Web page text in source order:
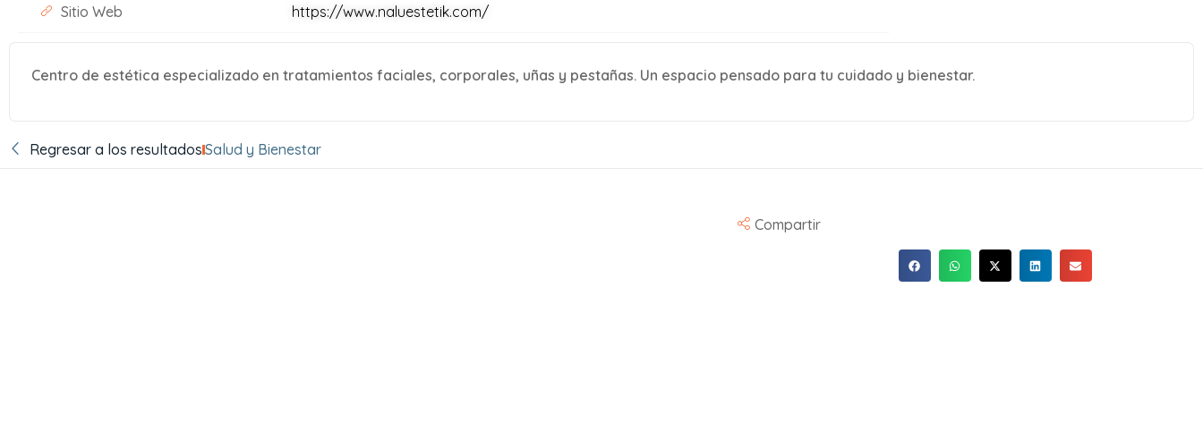
Sitio Web https://www.naluestetik.com/
Centro de estética especializado en tratamientos faciales, corporales, uñas y pestañas. Un espacio pensado para tu cuidado y bienestar.
Regresar a los resultadosSalud y Bienestar
Compartir